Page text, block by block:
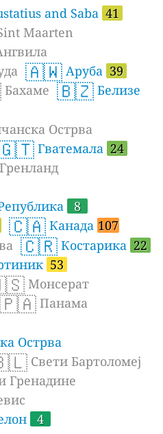
and Saba 41
Maarten
🇦🇼 Аруба 39
Бахаме 🇧🇿 Белизе
Острва
Гватемала 24
Гренланд
8
🇨🇦 Канада 107
🇨🇷 Костарика 22
53
Монсерат
🇵🇦 Панама
Острва
Свети Бартоломеј
Гренадине
4